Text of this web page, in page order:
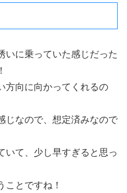
いに乗っていた感じだった
方向に向かってくれるの
じなので、想定済みなので
いて、少し早すぎると思っ
ことですね！